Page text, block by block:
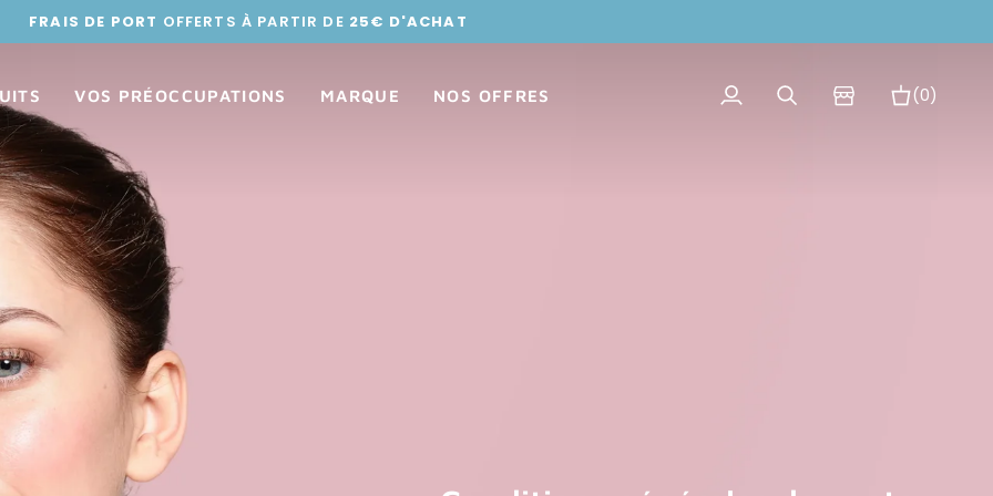
FRAIS DE PORT OFFERTS À PARTIR DE 25€ D'ACHAT
VOS PRÉOCCUPATIONS MARQUE NOS OFFRES
Mon
Recherche Panier
(0)